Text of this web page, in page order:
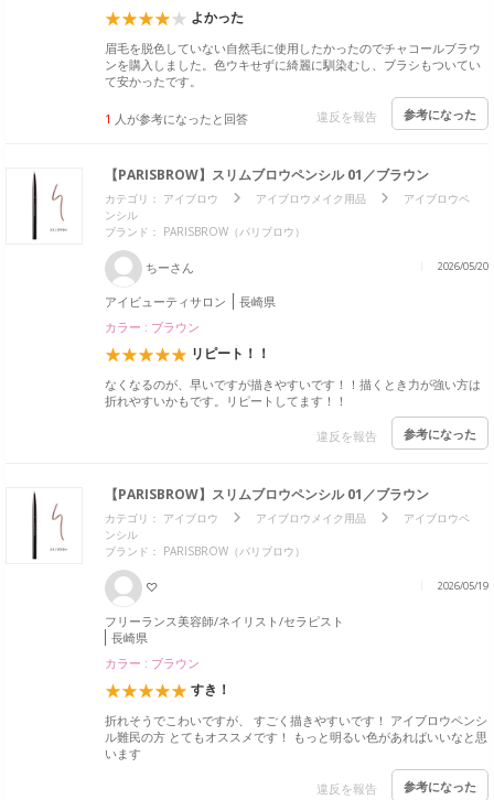
よかった
眉毛を脱色していない自然毛に使用したかったのでチャコールブラウ
ンを購入しました。色ウキせずに綺麗に馴染むし、ブラシもついてい
て安かったです。
1 人が参考になったと回答 違反を報告 参考になった
【PARISBROW】スリムブロウペンシル 01／ブラウン
カテゴリ： アイブロウ アイブロウメイク用品
アイブロウペ
ンシル
ブランド： PARISBROW（パリブロウ）
ちーさん 2026/05/20
アイビューティサロン
長崎県
カラー : ブラウン
リピート！！
なくなるのが、早いですが描きやすいです！！描くとき力が強い方は
折れやすいかもです。リピートしてます！！
違反を報告 参考になった
【PARISBROW】スリムブロウペンシル 01／ブラウン
カテゴリ： アイブロウ アイブロウメイク用品
アイブロウペ
ンシル
ブランド： PARISBROW（パリブロウ）
♡ 2026/05/19
フリーランス美容師/ネイリスト/セラピスト
長崎県
カラー : ブラウン
すき！
折れそうでこわいですが、 すごく描きやすいです！ アイブロウペンシ
ル難民の方 とてもオススメです！ もっと明るい色があればいいなと思
います
違反を報告 参考になった